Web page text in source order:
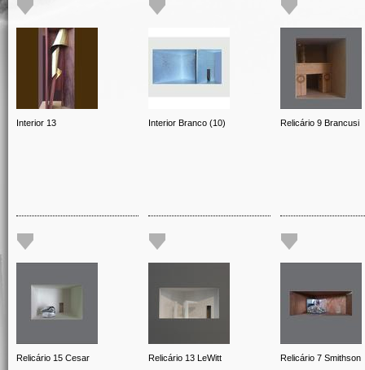
Interior 13 Interior Branco (10) Relicário 9 Brancusi
Relicário 15 Cesar Relicário 13 LeWitt Relicário 7 Smithson